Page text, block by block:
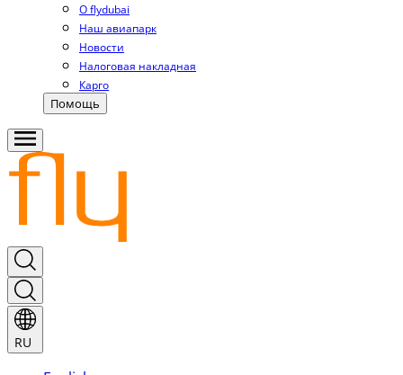
О flydubai
Наш авиапарк
Новости
Налоговая накладная
Карго
Помощь
RU